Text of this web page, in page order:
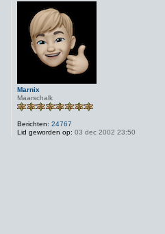
Marnix
Maarschalk
Berichten: 24767
Lid geworden op: 03 dec 2002 23:50